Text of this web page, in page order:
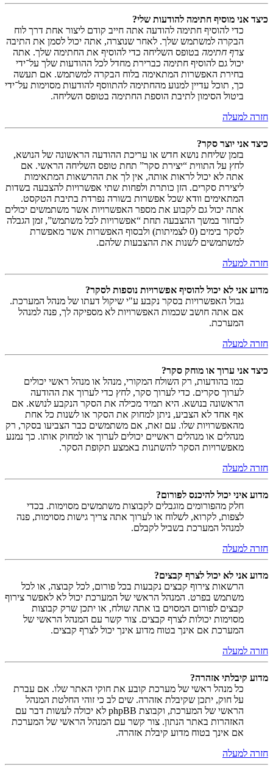
כיצד אני מוסיף חתימה להודעות שלי?
כדי להוסיף חתימה להודעה אתה חייב קודם ליצור אחת דרך לוח
הבקרה למשתמש שלך. לאחר שנוצרה, אתה יכול לסמן את התיבה
צרף חתימה בטופס השליחה כדי להוסיף את החתימה שלך. אתה
יכול גם להוסיף חתימה כברירת מחדל לכל ההודעות שלך על־ידי
בחירת האפשרות המתאימה בלוח הבקרה למשתמש. אם תעשה
כך, תוכל עדיין למנוע מהחתימה להתווסף להודעות מסוימות על־ידי
ביטול הסימון לתיבת הוספת החתימה בטופס השליחה.
חזרה למעלה
כיצד אני יוצר סקר?
בזמן שליחת נושא חדש או עריכת ההודעה הראשונה של הנושא,
לחץ על התווית “יצירת סקר” תחת טופס השליחה הראשי. אם
אתה לא יכול לראות אותה, אין לך את ההרשאות המתאימות
ליצירת סקרים. הזן כותרת ולפחות שתי אפשרויות להצבעה בשדות
המתאימים וודא שכל אפשרות בשורה נפרדת בתיבת הטקסט.
אתה יכול גם לקבוע את מספר האפשרויות אשר משתמשים יכולים
לבחור במשך ההצבעה תחת “אפשרויות לכל משתמש”, זמן הגבלה
לסקר בימים (0 לצמיתות) ולבסוף האפשרות אשר מאפשרת
למשתמשים לשנות את ההצבעות שלהם.
חזרה למעלה
מדוע אני לא יכול להוסיף אפשרויות נוספות לסקר?
גבול האפשרויות בסקר נקבע ע"י שיקול דעתו של מנהל המערכת.
אם אתה חושב שכמות האפשרויות לא מספיקה לך, פנה למנהל
המערכת.
חזרה למעלה
כיצד אני ערוך או מוחק סקר?
כמו בהודעות, רק השולח המקורי, מנהל או מנהל ראשי יכולים
לערוך סקרים. כדי לערוך סקר, לחץ כדי לערוך את ההודעה
הראשונה בנושא. היא תמיד מכילה את הסקר הנקבע לנושא. אם
אף אחד לא הצביע, ניתן למחוק את הסקר או לשנות כל אחת
מהאפשרויות שלו. עם זאת, אם משתמשים כבר הצביעו בסקר, רק
מנהלים או מנהלים ראשיים יכולים לערוך או למחוק אותו. כך נמנע
מאפשרויות הסקר להשתנות באמצע תקופת הסקר.
חזרה למעלה
מדוע איני יכול להיכנס לפורום?
חלק מהפורומים מוגבלים לקבוצות משתמשים מסוימות. בכדי
לצפות, לקרוא, לשלוח או לערוך אתה צריך גישות מסוימות, פנה
למנהל המערכת בשביל לקבלם.
חזרה למעלה
מדוע אני לא יכול לצרף קבצים?
הרשאות צירוף קבצים נקבעות בכל פורום, לכל קבוצה, או לכל
משתמש בפרט. המנהל הראשי של המערכת יכול לא לאפשר צירוף
קבצים לפורום המסוים בו אתה שולח, או יתכן שרק קבוצות
מסוימות יכולות לצרף קבצים. צור קשר עם המנהל הראשי של
המערכת אם אינך בטוח מדוע אינך יכול לצרף קבצים.
חזרה למעלה
מדוע קיבלתי אזהרה?
כל מנהל ראשי של מערכת קובע את חוקי האתר שלו. אם עברת
על חוק, יתכן שקיבלת אזהרה. שים לב כי זוהי החלטת המנהל
הראשי של המערכת, וקבוצת phpBB לא יכולה לעשות דבר עם
האזהרות באתר הנתון. צור קשר עם המנהל הראשי של המערכת
אם אינך בטוח מדוע קיבלת אזהרה.
חזרה למעלה